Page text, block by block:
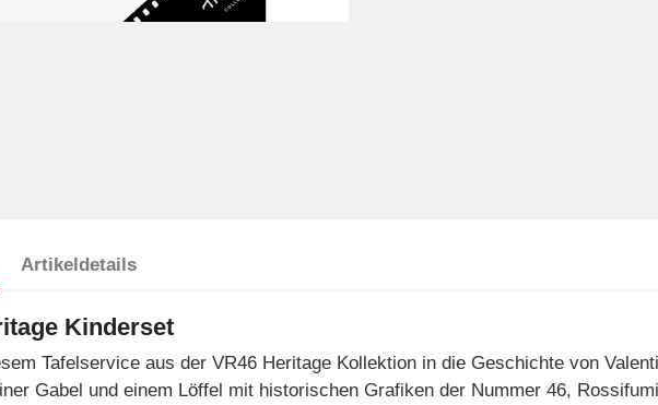
Artikeldetails
Kinderset
Tafelservice aus der VR46 Heritage Kollektion in die Geschichte von
Gabel und einem Löffel mit historischen Grafiken der Nummer 46,